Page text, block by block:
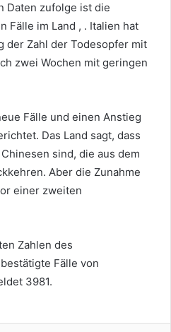
Daten zufolge ist die
Fälle im Land , . Italien hat
der Zahl der Todesopfer mit
zwei Wochen mit geringen
Fälle und einen Anstieg
Das Land sagt, dass
sind, die aus dem
Aber die Zunahme
einer zweiten
Zahlen des
Fälle von
3981.